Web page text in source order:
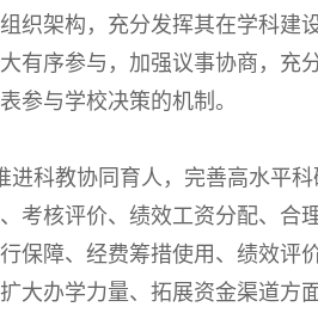
织架构，充分发挥其在学科建
有序参与，加强议事协商，充
参与学校决策的机制。
教协同育人，完善高水平科
考核评价、绩效工资分配、合
保障、经费筹措使用、绩效评
大办学力量、拓展资金渠道方